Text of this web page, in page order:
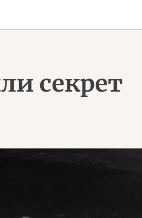
секрет